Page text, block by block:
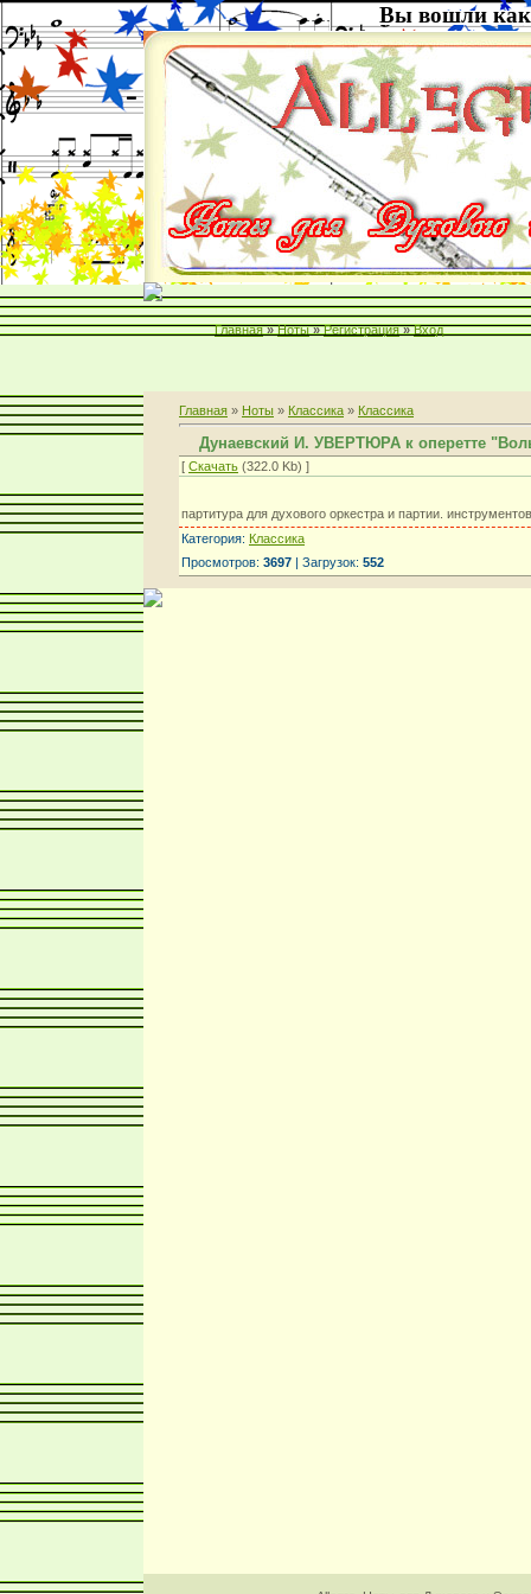
Вы вошли как
Главная » Ноты » Регистрация » Вход
Главная » Ноты » Классика » Классика
Дунаевский И. УВЕРТЮРА к оперетте
[ Скачать (322.0 Kb) ]
партитура для духового оркестра и партии.
Категория: Классика
Просмотров: 3697 | Загрузок: 552